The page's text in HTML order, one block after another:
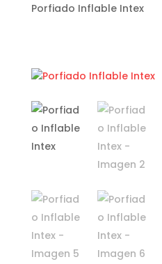
Porfiado Inflable Intex